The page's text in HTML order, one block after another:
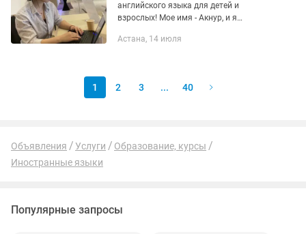
английского языка для детей и
взрослых! Мое имя - Акнур, и я
опытом работы более 6 лет. Я
Астана, 14 июля
1 2 3 ... 40
Объявления Услуги
Образование, курсы
Иностранные языки
Популярные запросы